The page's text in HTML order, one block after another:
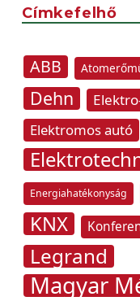
Címkefelhő
ABB
Dehn
Elektromos autó
Energiahatékonyság
KNX
Legrand
Magyar